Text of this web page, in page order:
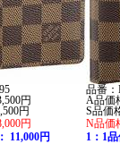
円
円
円
11,000円
品番：
A品価
S品価
N品価
1：1